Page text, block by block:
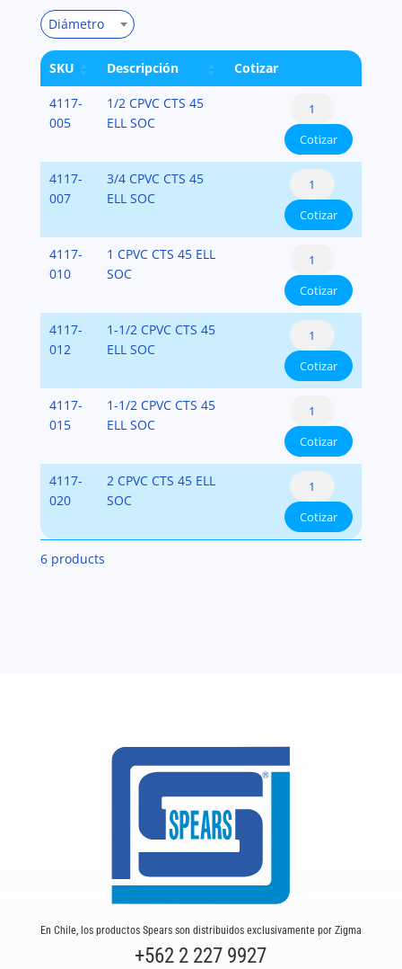
Diámetro
SKU Descripción Cotizar
4117-
005
1/2 CPVC CTS 45
ELL SOC
Codo
45°
CTS
CPVC
cantidad
Cotizar
4117-
007
3/4 CPVC CTS 45
ELL SOC
Codo
45°
CTS
CPVC
cantidad
Cotizar
4117-
010
1 CPVC CTS 45 ELL
SOC
Codo
45°
CTS
CPVC
cantidad
Cotizar
4117-
012
1-1/2 CPVC CTS 45
ELL SOC
Codo
45°
CTS
CPVC
cantidad
Cotizar
4117-
015
1-1/2 CPVC CTS 45
ELL SOC
Codo
45°
CTS
CPVC
cantidad
Cotizar
4117-
020
2 CPVC CTS 45 ELL
SOC
Codo
45°
CTS
CPVC
Cotizar
6 products
En Chile, los productos Spears son distribuidos exclusivamente por Zigma
+562 2 227 9927